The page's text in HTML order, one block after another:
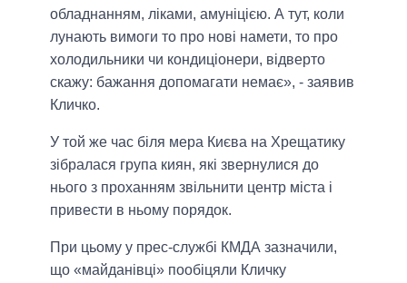
обладнанням, ліками, амуніцією. А тут, коли
лунають вимоги то про нові намети, то про
холодильники чи кондиціонери, відверто
скажу: бажання допомагати немає», - заявив
Кличко.
У той же час біля мера Києва на Хрещатику
зібралася група киян, які звернулися до
нього з проханням звільнити центр міста і
привести в ньому порядок.
При цьому у прес-службі КМДА зазначили,
що «майданівці» пообіцяли Кличку